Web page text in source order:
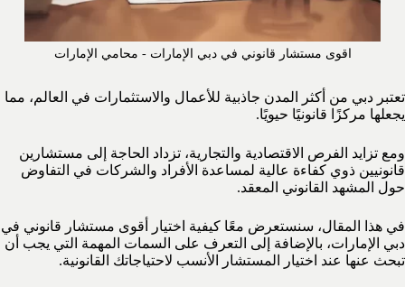
اقوى مستشار قانوني في دبي الإمارات - محامي الإمارات
تعتبر دبي من أكثر المدن جاذبية للأعمال والاستثمارات في العالم، مما
يجعلها مركزًا قانونيًا حيويًا.
ومع تزايد الفرص الاقتصادية والتجارية، تزداد الحاجة إلى مستشارين
قانونيين ذوي كفاءة عالية لمساعدة الأفراد والشركات في التفاوض
حول المشهد القانوني المعقد.
في هذا المقال، سنستعرض معًا كيفية اختيار أقوى مستشار قانوني في
دبي الإمارات، بالإضافة إلى التعرف على السمات المهمة التي يجب أن
تبحث عنها عند اختيار المستشار الأنسب لاحتياجاتك القانونية.